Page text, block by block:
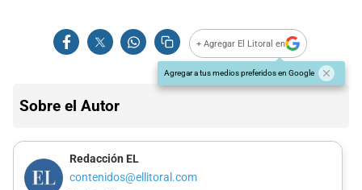
+ Agregar El Litoral en
Agregar a tus medios preferidos en Google
Sobre el Autor
Redacción EL
contenidos@ellitoral.com